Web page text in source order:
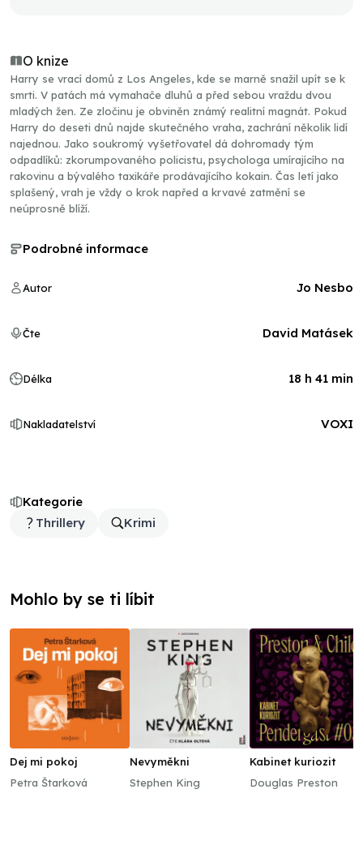
O knize
Harry se vrací domů z Los Angeles, kde se marně snažil upít se k
smrti. V patách má vymahače dluhů a před sebou vraždu dvou
mladých žen. Ze zločinu je obviněn známý realitní magnát. Pokud
Harry do deseti dnů najde skutečného vraha, zachrání několik lidí
najednou. Jako soukromý vyšetřovatel dá dohromady tým
odpadlíků: zkorumpovaného policistu, psychologa umírajícího na
rakovinu a bývalého taxikáře prodávajícího kokain. Čas letí jako
splašený, vrah je vždy o krok napřed a krvavé zatmění se
neúprosně blíží.
Kategorie
Thrillery
Krimi
Podrobné informace
Autor Jo Nesbo
Čte David Matásek
Délka 18 h 41 min
Nakladatelství VOXI
Mohlo by se ti líbit
Dej mi pokoj
Petra Štarková
Nevyměkni
Stephen King
Kabinet kuriozit
Douglas Preston